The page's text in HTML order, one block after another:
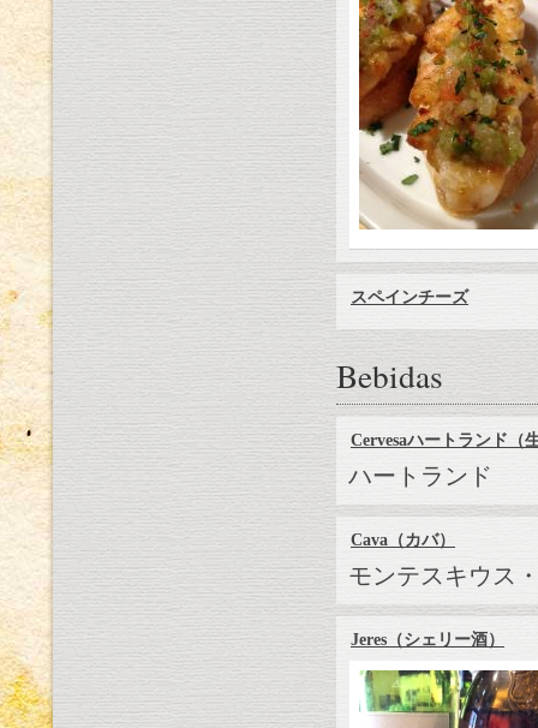
スペインチーズ
Bebidas
Cervesaハートランド（
ハートランド
Cava（カバ）
モンテスキウス
Jeres（シェリー酒）